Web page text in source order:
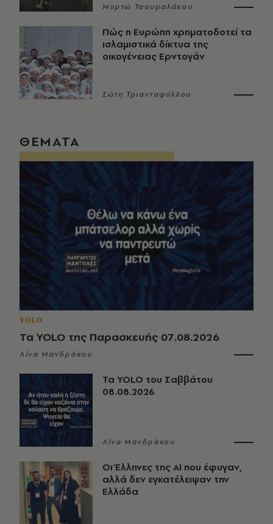
Μυρτώ Τσουμαλάκου
Πώς η Ευρώπη χρηματοδοτεί τα
ισλαμιστικά δίκτυα της
οικογένειας Ερντογάν
Σώτη Τριανταφύλλου
ΘΕΜΑΤΑ
YOLO
Τα YOLO της Παρασκευής 07.08.2026
Λίνα Μανδράκου
Τα YOLO του Σαββάτου
08.08.2026
Λίνα Μανδράκου
Οι Έλληνες της ΑΙ που έφυγαν,
αλλά δεν εγκατέλειψαν την
Ελλάδα